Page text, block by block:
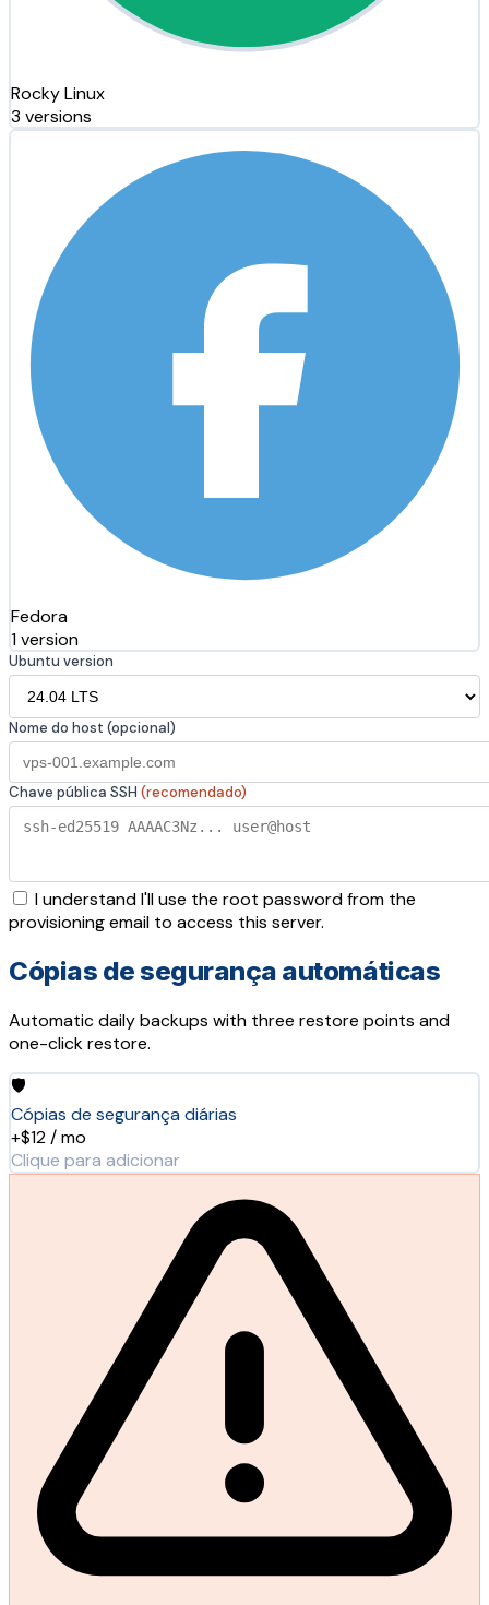
Rocky Linux
3 versions
Fedora
1 version
Ubuntu version
Nome do host (opcional)
Chave pública SSH (recomendado)
I understand I'll use the root password from the
provisioning email to access this server.
Cópias de segurança automáticas
Automatic daily backups with three restore points and
one-click restore.
🛡️
Cópias de segurança diárias
+$12 / mo
Clique para adicionar